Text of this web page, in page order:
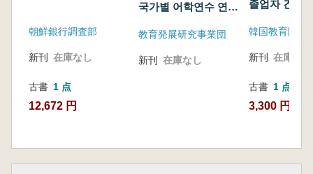
朝鮮銀行調査部
新刊 在庫なし
古書 1 点
12,672 円
국가별 어학연수 연감
語学研修年鑑)
教育発展研究事業団
新刊 在庫なし
졸업자 건강
계연보 (2015
び国勢DB連
韓国教育開発
新刊 在庫なし
古書 1 点
3,300 円